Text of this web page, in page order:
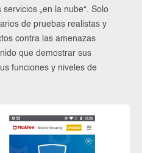
„en la nube“. Solo
de pruebas realistas y
contra las amenazas
que demostrar sus
funciones y niveles de